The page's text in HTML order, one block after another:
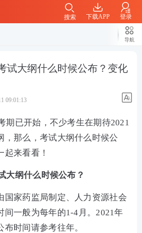
下载APP 登录
搜索
导航
试大纲什么时候公布？变化
09:01:13
期已开始，不少考生在期待2021
，那么，考试大纲什么时候公
起来看看！
大纲什么时候公布？
国家药监局制定、人力资源社会
间一般为每年的1-4月。2021年
时间请参考往年。